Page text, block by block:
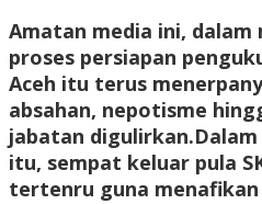
Amatan media ini, dalam
proses persiapan
Aceh itu terus
absahan, nepotisme
jabatan
itu, sempat keluar pula
tertenru guna menafikan